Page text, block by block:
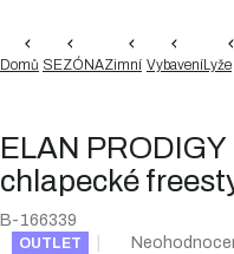
Domů SEZÓNAZimní VybaveníLyže
ELAN
chlapecké
B-166339
OUTLET
Průměrné